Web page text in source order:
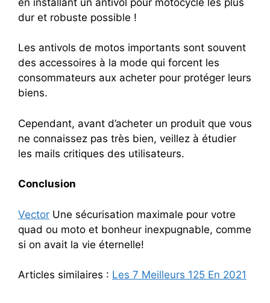
dur et robuste possible !
Les antivols de motos importants sont souvent
des accessoires à la mode qui forcent les
consommateurs aux acheter pour protéger leurs
biens.
Cependant, avant d’acheter un produit que vous
ne connaissez pas très bien, veillez à étudier
les mails critiques des utilisateurs.
Conclusion
Vector Une sécurisation maximale pour votre
quad ou moto et bonheur inexpugnable, comme
si on avait la vie éternelle!
Articles similaires : Les 7 Meilleurs 125 En 2021